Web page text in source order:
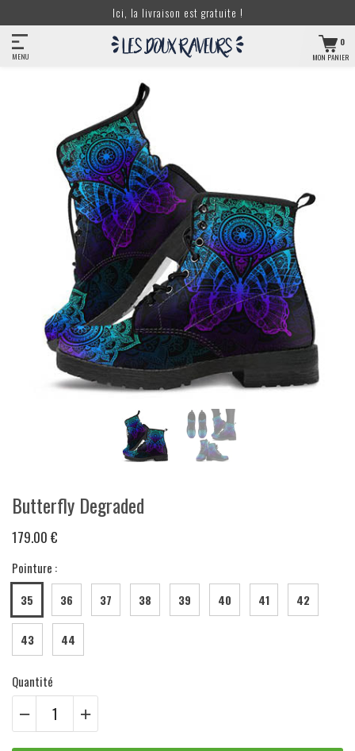
Ici, la livraison est gratuite !
0
MON PANIER
MENU
Butterfly Degraded
179.00 €
Pointure :
35 36 37 38 39 40 41 42
43 44
Quantité